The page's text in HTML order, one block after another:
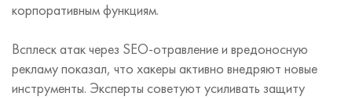
корпоративным функциям.
Всплеск атак через SEO-отравление и вредоносную
рекламу показал, что хакеры активно внедряют новые
инструменты. Эксперты советуют усиливать защиту